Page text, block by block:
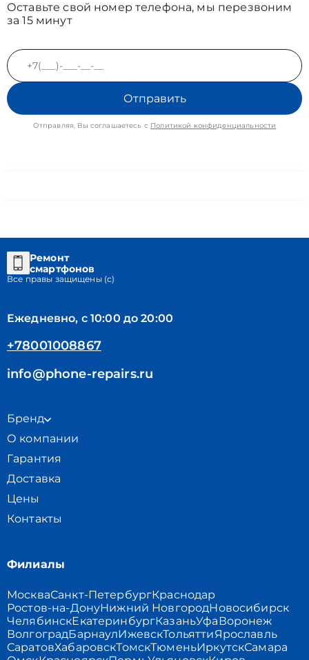
Оставьте свой номер телефона, мы перезвоним
за 15 минут
Отправить
Отправляя, Вы соглашаетесь с Политикой конфиденциальности
Ремонт
смартфонов
Все правы защищены (с)
Ежедневно, с 10:00 до 20:00
+78001008867
info@phone-repairs.ru
Бренд
О компании
Гарантия
Доставка
Цены
Контакты
Филиалы
МоскваСанкт-ПетербургКраснодар
Ростов-на-ДонуНижний НовгородНовосибирск
ЧелябинскЕкатеринбургКазаньУфаВоронеж
ВолгоградБарнаулИжевскТольяттиЯрославль
СаратовХабаровскТомскТюменьИркутскСамара